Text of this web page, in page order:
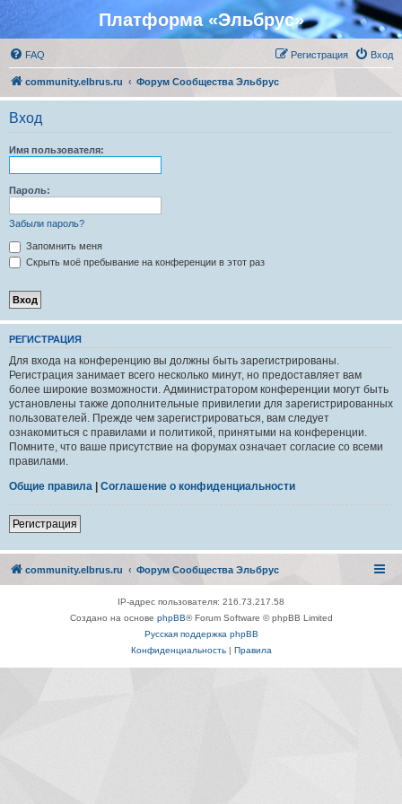
Платформа «Эльбрус»
FAQ Вход
Регистрация
community.elbrus.ru Форум Сообщества Эльбрус
Вход
Имя пользователя:
Пароль:
Забыли пароль?
Запомнить меня
Скрыть моё пребывание на конференции в этот раз
РЕГИСТРАЦИЯ
Для входа на конференцию вы должны быть зарегистрированы.
Регистрация занимает всего несколько минут, но предоставляет вам
более широкие возможности. Администратором конференции могут быть
установлены также дополнительные привилегии для зарегистрированных
пользователей. Прежде чем зарегистрироваться, вам следует
ознакомиться с правилами и политикой, принятыми на конференции.
Помните, что ваше присутствие на форумах означает согласие со всеми
правилами.
Общие правила | Соглашение о конфиденциальности
Регистрация
community.elbrus.ru Форум Сообщества Эльбрус
IP-адрес пользователя: 216.73.217.58
Создано на основе phpBB® Forum Software © phpBB Limited
Русская поддержка phpBB
Конфиденциальность| Правила